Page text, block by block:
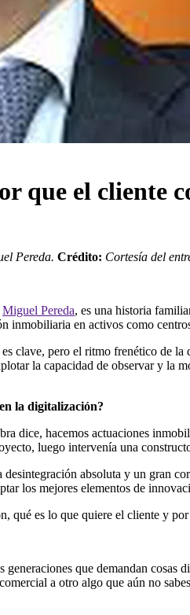
que el cliente
Pereda. Crédito: Cortesía del
Miguel Pereda, es una historia
inmobiliaria en activos como
clave, pero el ritmo frenético de
la capacidad de observar y la
la digitalización?
dice, hacemos actuaciones
luego intervenía una
absoluta y un gran
los mejores elementos de
qué es lo que quiere el cliente y
que demandan
a otro algo que aún no